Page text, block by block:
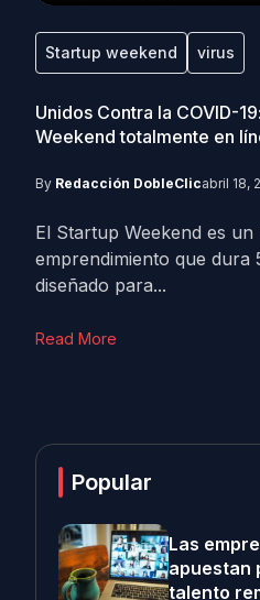
Startup weekend virus
Unidos Contra la COVID-
Weekend totalmente en
By Redacción DobleClicabril 18,
El Startup Weekend es un
emprendimiento que dura
diseñado para...
Read More
Popular
Las
apuestan
talento